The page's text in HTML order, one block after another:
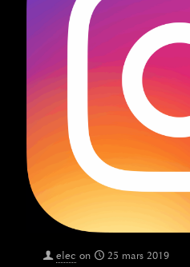
elec on 25 mars 2019